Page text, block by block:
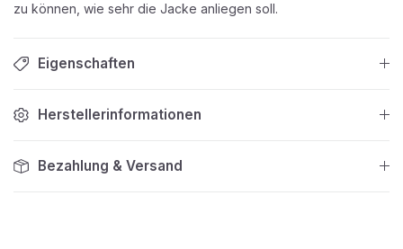
zu können, wie sehr die Jacke anliegen soll.
Eigenschaften
Herstellerinformationen
Bezahlung & Versand